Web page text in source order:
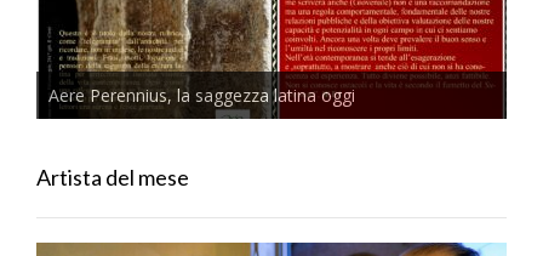
Aere Perennius, la saggezza latina oggi
Artista del mese